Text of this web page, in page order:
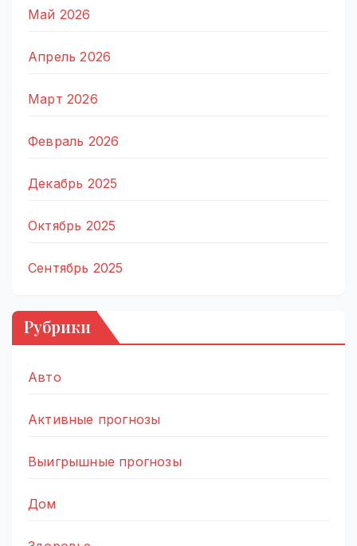
Май 2026
Апрель 2026
Март 2026
Февраль 2026
Декабрь 2025
Октябрь 2025
Сентябрь 2025
Рубрики
Авто
Активные прогнозы
Выигрышные прогнозы
Дом